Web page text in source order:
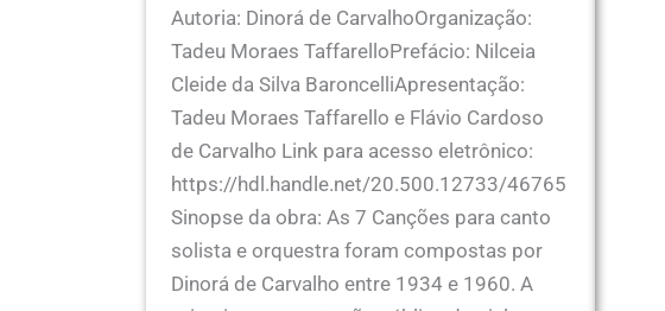
Autoria: Dinorá de CarvalhoOrganização:
Tadeu Moraes TaffarelloPrefácio: Nilceia
Cleide da Silva BaroncelliApresentação:
Tadeu Moraes Taffarello e Flávio Cardoso
de Carvalho Link para acesso eletrônico:
https://hdl.handle.net/20.500.12733/46765
Sinopse da obra: As 7 Canções para canto
solista e orquestra foram compostas por
Dinorá de Carvalho entre 1934 e 1960. A